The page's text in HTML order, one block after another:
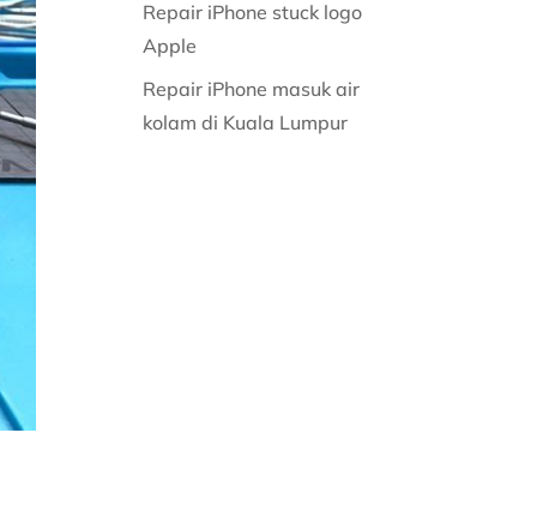
Repair iPhone stuck logo
Apple
Repair iPhone masuk air
kolam di Kuala Lumpur